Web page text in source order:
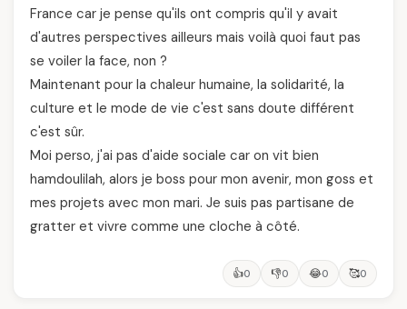
France car je pense qu'ils ont compris qu'il y avait
d'autres perspectives ailleurs mais voilà quoi faut pas
se voiler la face, non ?
Maintenant pour la chaleur humaine, la solidarité, la
culture et le mode de vie c'est sans doute différent
c'est sûr.
Moi perso, j'ai pas d'aide sociale car on vit bien
hamdoulilah, alors je boss pour mon avenir, mon goss et
mes projets avec mon mari. Je suis pas partisane de
gratter et vivre comme une cloche à côté.
👍0 👎0 😂0 🥰0